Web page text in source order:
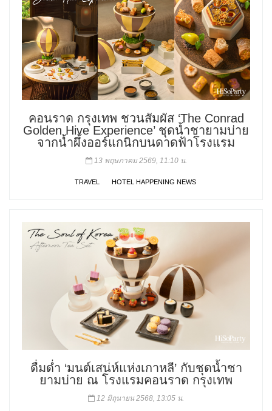
คอนราด กรุงเทพ ชวนสัมผัส ‘The Conrad
Golden Hive Experience’ ชุดน้ำชายามบ่าย
จากน้ำผึ้งออร์แกนิกบนดาดฟ้าโรงแรม
13 พฤษภาคม 2569, 11:10 น.
TRAVEL HOTEL HAPPENING NEWS
ดื่มด่ำ ‘มนต์เสน่ห์แห่งเกาหลี’ กับชุดน้ำชา
ยามบ่าย ณ โรงแรมคอนราด กรุงเทพ
12 มิถุนายน 2568, 13:05 น.